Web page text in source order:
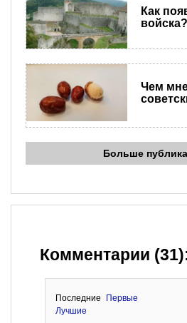
Как
войска?
Чем
Больше
Комментарии
Последние
Первые
Лучшие